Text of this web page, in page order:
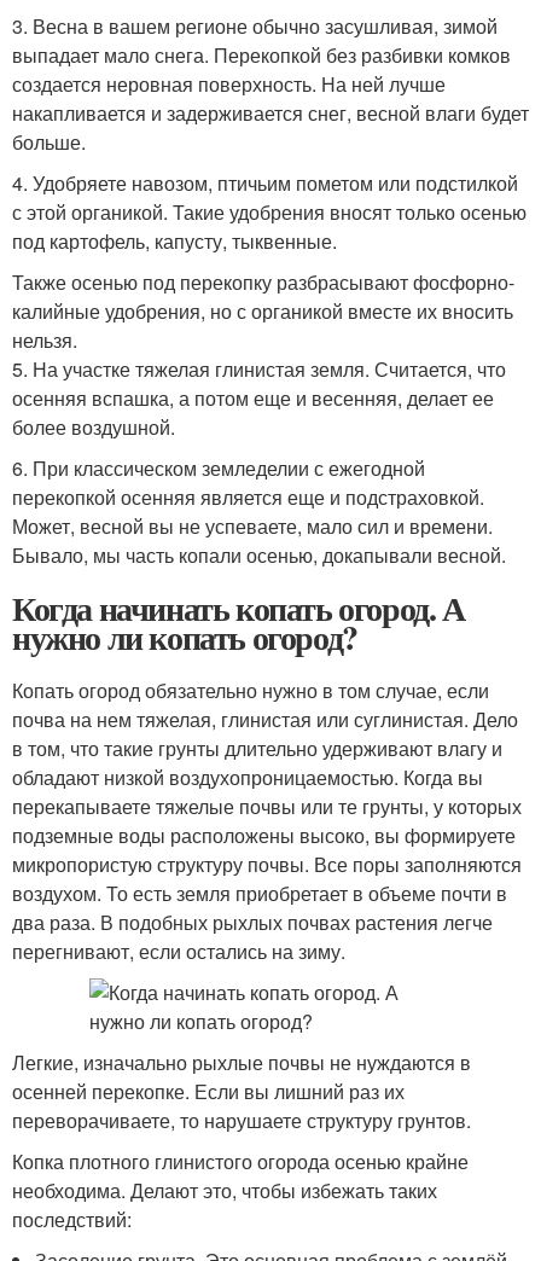
3. Весна в вашем регионе обычно засушливая, зимой
выпадает мало снега. Перекопкой без разбивки комков
создается неровная поверхность. На ней лучше
накапливается и задерживается снег, весной влаги будет
больше.
4. Удобряете навозом, птичьим пометом или подстилкой
с этой органикой. Такие удобрения вносят только осенью
под картофель, капусту, тыквенные.
Также осенью под перекопку разбрасывают фосфорно-
калийные удобрения, но с органикой вместе их вносить
нельзя.
5. На участке тяжелая глинистая земля. Считается, что
осенняя вспашка, а потом еще и весенняя, делает ее
более воздушной.
6. При классическом земледелии с ежегодной
перекопкой осенняя является еще и подстраховкой.
Может, весной вы не успеваете, мало сил и времени.
Бывало, мы часть копали осенью, докапывали весной.
Когда начинать копать огород. А
нужно ли копать огород?
Копать огород обязательно нужно в том случае, если
почва на нем тяжелая, глинистая или суглинистая. Дело
в том, что такие грунты длительно удерживают влагу и
обладают низкой воздухопроницаемостью. Когда вы
перекапываете тяжелые почвы или те грунты, у которых
подземные воды расположены высоко, вы формируете
микропористую структуру почвы. Все поры заполняются
воздухом. То есть земля приобретает в объеме почти в
два раза. В подобных рыхлых почвах растения легче
перегнивают, если остались на зиму.
Легкие, изначально рыхлые почвы не нуждаются в
осенней перекопке. Если вы лишний раз их
переворачиваете, то нарушаете структуру грунтов.
Копка плотного глинистого огорода осенью крайне
необходима. Делают это, чтобы избежать таких
последствий: